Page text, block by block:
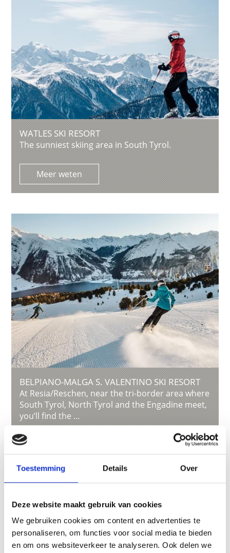
Toestemming Details Over
Deze website maakt gebruik van cookies
We gebruiken cookies om content en advertenties te
personaliseren, om functies voor social media te bieden
en om ons websiteverkeer te analyseren. Ook delen we
WATLES SKI RESORT
The sunniest skiing area in South Tyrol.
Meer weten
BELPIANO-MALGA S. VALENTINO SKI RESORT
At Resia/Reschen, near the tri-border area where
South Tyrol, North Tyrol and the Engadine meet,
you’ll find the ...